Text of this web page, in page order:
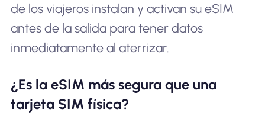
de los viajeros instalan y activan su eSIM
antes de la salida para tener datos
inmediatamente al aterrizar.
¿Es la eSIM más segura que una
tarjeta SIM física?